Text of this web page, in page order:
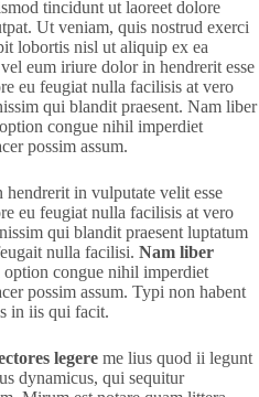
tincidunt ut laoreet dolore
Ut veniam, quis nostrud exerci
lobortis nisl ut aliquip ex ea
eum iriure dolor in hendrerit esse
eu feugiat nulla facilisis at vero
qui blandit praesent. Nam liber
congue nihil imperdiet
possim assum.
in vulputate velit esse
eu feugiat nulla facilisis at vero
qui blandit praesent luptatum
nulla facilisi. Nam liber
congue nihil imperdiet
possim assum. Typi non habent
in iis qui facit.
legere me lius quod ii legunt
dynamicus, qui sequitur